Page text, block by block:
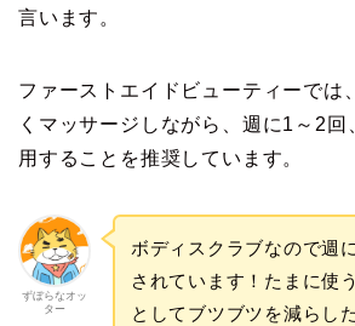
言います。
ファーストエイドビューティーでは
くマッサージしながら、週に1～2回
用することを推奨しています。
ずぼらなオッ
ター
ボディスクラブなので週
されています！たまに使
としてブツブツを減らし